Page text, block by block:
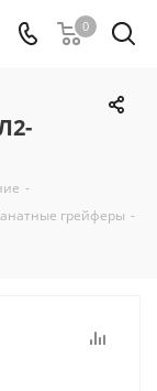
0
-
грейферы -